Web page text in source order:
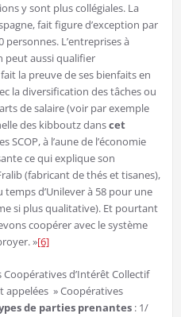
y sont plus collégiales. La
fait figure d’exception par
personnes. L’entreprises à
peut aussi qualifier
la preuve de ses bienfaits en
la diversification des tâches ou
de salaire (voir par exemple
des kibboutz danscet
SCOP, à l’aune de l’économie
ce qui explique son
(fabricant de thés et tisanes),
temps d’Unilever à 58 pour une
si plus qualitative). Et pourtant
coopérer avec le système
»[6]
Coopératives d’Intérêt Collectif
appelées » Coopératives
de parties prenantes: 1/